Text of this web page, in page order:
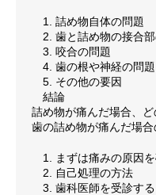
1. 詰め物自体の問題
2. 歯と詰め物の接合
3. 咬合の問題
4. 歯の根や神経の問題
5. その他の要因
結論
詰め物が痛んだ場合、
歯の詰め物が痛んだ場
1. まずは痛みの原因
2. 自己処理の方法
3. 歯科医師を受診する